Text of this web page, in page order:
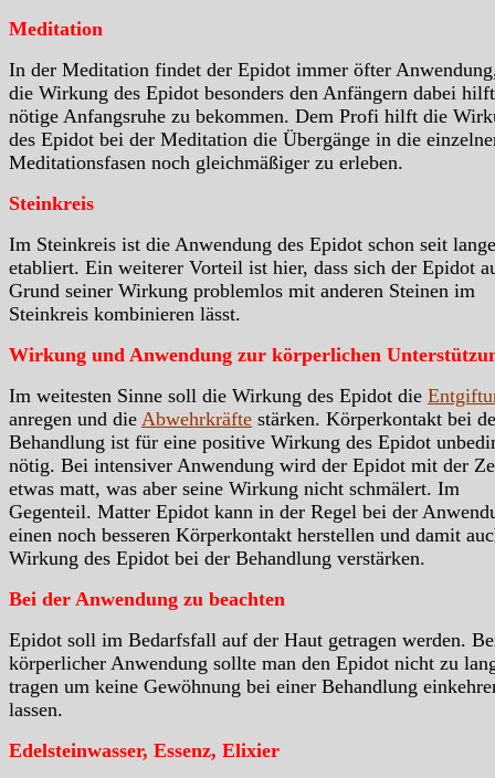
Meditation
In der Meditation findet der Epidot immer öfter
die Wirkung des Epidot besonders den Anfängern dabei
nötige Anfangsruhe zu bekommen. Dem Profi hilft die
des Epidot bei der Meditation die Übergänge in die
Meditationsfasen noch gleichmäßiger zu erleben.
Steinkreis
Im Steinkreis ist die Anwendung des Epidot schon seit
etabliert. Ein weiterer Vorteil ist hier, dass sich der Epidot
Grund seiner Wirkung problemlos mit anderen Steinen im
Steinkreis kombinieren lässt.
Wirkung und Anwendung zur körperlichen
Im weitesten Sinne soll die Wirkung des Epidot die
anregen und die Abwehrkräfte stärken. Körperkontakt bei
Behandlung ist für eine positive Wirkung des Epidot
nötig. Bei intensiver Anwendung wird der Epidot mit der
etwas matt, was aber seine Wirkung nicht schmälert. Im
Gegenteil. Matter Epidot kann in der Regel bei der
einen noch besseren Körperkontakt herstellen und damit
Wirkung des Epidot bei der Behandlung verstärken.
Bei der Anwendung zu beachten
Epidot soll im Bedarfsfall auf der Haut getragen werden.
körperlicher Anwendung sollte man den Epidot nicht zu
tragen um keine Gewöhnung bei einer Behandlung
lassen.
Edelsteinwasser, Essenz, Elixier